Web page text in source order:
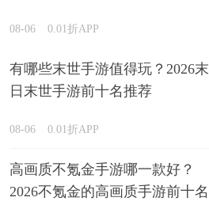
08-06 0.01折APP
有哪些末世手游值得玩？2026末
日末世手游前十名推荐
08-06 0.01折APP
高画质不氪金手游哪一款好？
2026不氪金的高画质手游前十名